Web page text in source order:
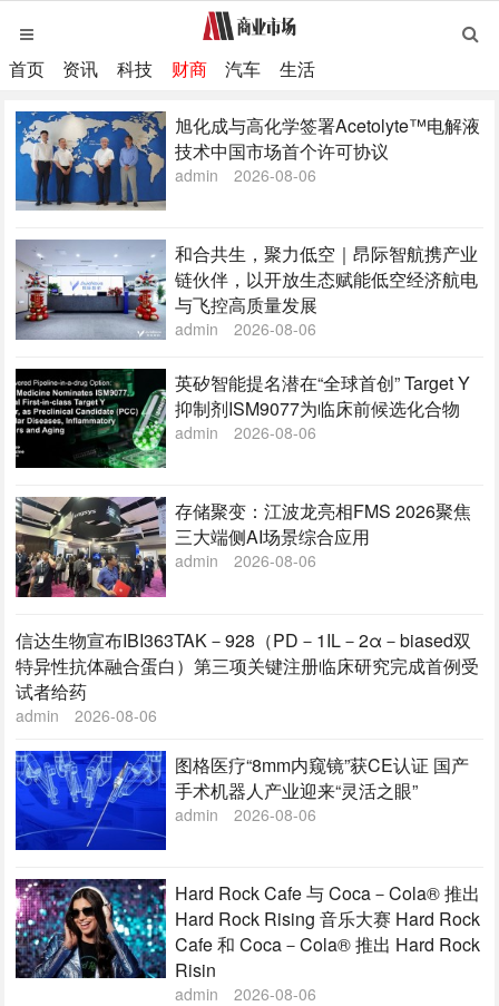
首页 资讯 科技 财商 汽车 生活
旭化成与高化学签署Acetolyte™电解液
技术中国市场首个许可协议
admin 2026-08-06
和合共生，聚力低空｜昂际智航携产业
链伙伴，以开放生态赋能低空经济航电
与飞控高质量发展
admin 2026-08-06
英矽智能提名潜在“全球首创” Target Y
抑制剂ISM9077为临床前候选化合物
admin 2026-08-06
存储聚变：江波龙亮相FMS 2026聚焦
三大端侧AI场景综合应用
admin 2026-08-06
信达生物宣布IBI363TAK－928（PD－1IL－2α－biased双
特异性抗体融合蛋白）第三项关键注册临床研究完成首例受
试者给药
admin 2026-08-06
图格医疗“8mm内窥镜”获CE认证 国产
手术机器人产业迎来“灵活之眼”
admin 2026-08-06
Hard Rock Cafe 与 Coca－Cola® 推出
Hard Rock Rising 音乐大赛 Hard Rock
Cafe 和 Coca－Cola® 推出 Hard Rock
Risin
admin 2026-08-06